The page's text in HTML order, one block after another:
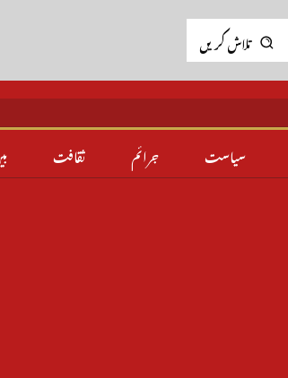
تلاش کریں
سیاست جرائم ثقافت